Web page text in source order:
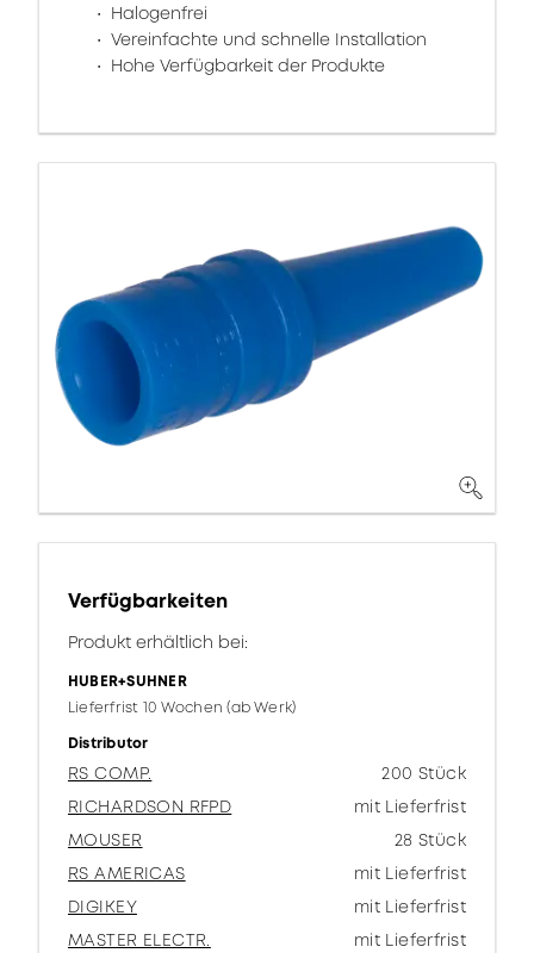
Halogenfrei
Vereinfachte und schnelle Installation
Hohe Verfügbarkeit der Produkte
Verfügbarkeiten
Produkt erhältlich bei:
HUBER+SUHNER
Lieferfrist 10 Wochen (ab Werk)
Distributor
RS COMP.
200 Stück
RICHARDSON RFPD
mit Lieferfrist
MOUSER
28 Stück
RS AMERICAS
mit Lieferfrist
DIGIKEY
mit Lieferfrist
MASTER ELECTR.
mit Lieferfrist